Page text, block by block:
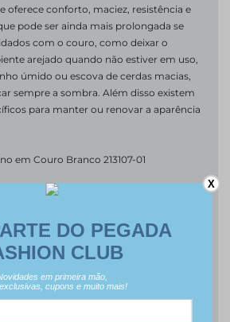
oferece conforto, maciez, resistência e
pode ser ainda mais prolongada se
com o couro, como deixar o
arejado quando não estiver em uso,
úmido ou escova de cerdas macias,
sempre a sombra. Além disso existem
para manter ou renovar a aparência
em Couro Branco 213107-01
X